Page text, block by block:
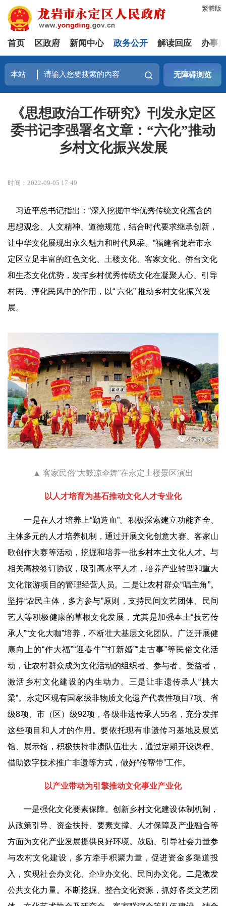
繁體版
首页 区政府 新闻中心 政务公开 解读回应 办事
无障碍浏览
《思想政治工作研究》刊发永定区
委书记李强署名文章：“六化”推动
乡村文化振兴发展
时间：2022-09-05 17:49
习近平总书记指出：“深入挖掘中华优秀传统文化蕴含的
思想观念、人文精神、道德规范，结合时代要求继承创新，
让中华文化展现出永久魅力和时代风采。”福建省龙岩市永
定区立足丰富的红色文化、土楼文化、客家文化、侨台文化
和生态文化优势，发挥乡村优秀传统文化在凝聚人心、引导
村民、淳化民风中的作用，以“ 六化”推动乡村文化振兴发
展。
▲ 客家民俗“大鼓凉伞舞”在永定土楼景区演出
以人才培育为基石推动文化人才专业化
一是在人才培养上“勤造血”。积极探索建立功能齐全、
主体多元的人才培养机制，通过开展文化创意大赛、客家山
歌创作大赛等活动，挖掘和培养一批乡村本土文化人才。与
相关高校签订协议，吸引高水平人才，培养产业转型和重大
文化旅游项目的管理经营人员。二是让农村群众“唱主角”。
坚持“农民主体，多方参与”原则，支持民间文艺团体、民间
艺人等积极健康的草根文化发展，尤其是加强本土“技艺传
承人”“文化大咖”培养，不断壮大基层文化团队。广泛开展健
康向上的“作大福”“迎春牛”“打新婚”“走古事”等民俗文化活
动，让农村群众成为文化活动的组织者、参与者、受益者，
激活乡村文化建设的内生动力。三是让非遗传承人“挑大
梁”。永定区现有国家级非物质文化遗产代表性项目7项、省
级8项、市（区）级92项，各级非遗传承人 55名，充分发挥
这些项目和人才的作用。要依托现有非遗传习基地及展览
馆、展示馆，积极扶持非遗队伍壮大，通过定期开设课程、
借助数字技术推广非遗等方式，做好“传帮带”工作。
以产业带动为引擎推动文化事业产业化
一是强化文化要素保障。创新乡村文化建设体制机制，
从政策引导、资金扶持、要素支撑、人才保障及产业融合等
方面为文化产业发展提供良好环境。鼓励、引导社会力量参
与农村文化建设，多方牵手积聚力量，促进资金多渠道投
入，实现社会办文化、企业办文化、民间办文化。二是激发
公共文化力量。不断挖掘、整合文化资源，抓好各类文艺团